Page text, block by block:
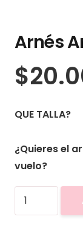
Arnés
$
QUE TALLA?
¿Quieres el
vuelo?
Arnés
Amor